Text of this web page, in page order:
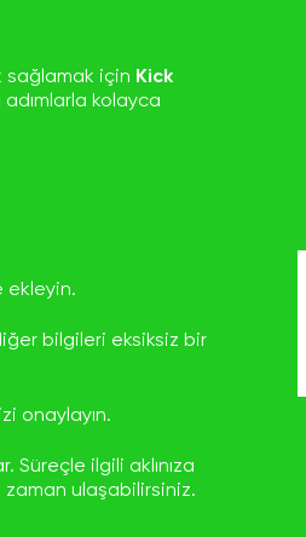
sağlamak için Kick
kolayca
ekleyin.
bilgileri eksiksiz bir
onaylayın.
ilgili aklınıza
zaman ulaşabilirsiniz.